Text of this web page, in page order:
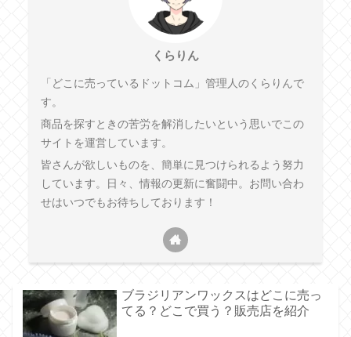
くらりん
「どこに売っているドットコム」管理人のくらりんで
す。
商品を探すときの苦労を解消したいという思いでこの
サイトを運営しています。
皆さんが欲しいものを、簡単に見つけられるよう努力
しています。日々、情報の更新に奮闘中。お問い合わ
せはいつでもお待ちしております！
ブラジリアンワックスはどこに売っ
てる？どこで買う？販売店を紹介